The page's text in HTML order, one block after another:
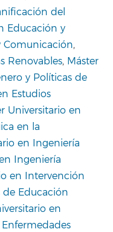
del
Educación y
Comunicación,
Renovables, Máster
y Políticas de
Estudios
Universitario en
en la
en Ingeniería
Ingeniería
en Intervención
de Educación
en